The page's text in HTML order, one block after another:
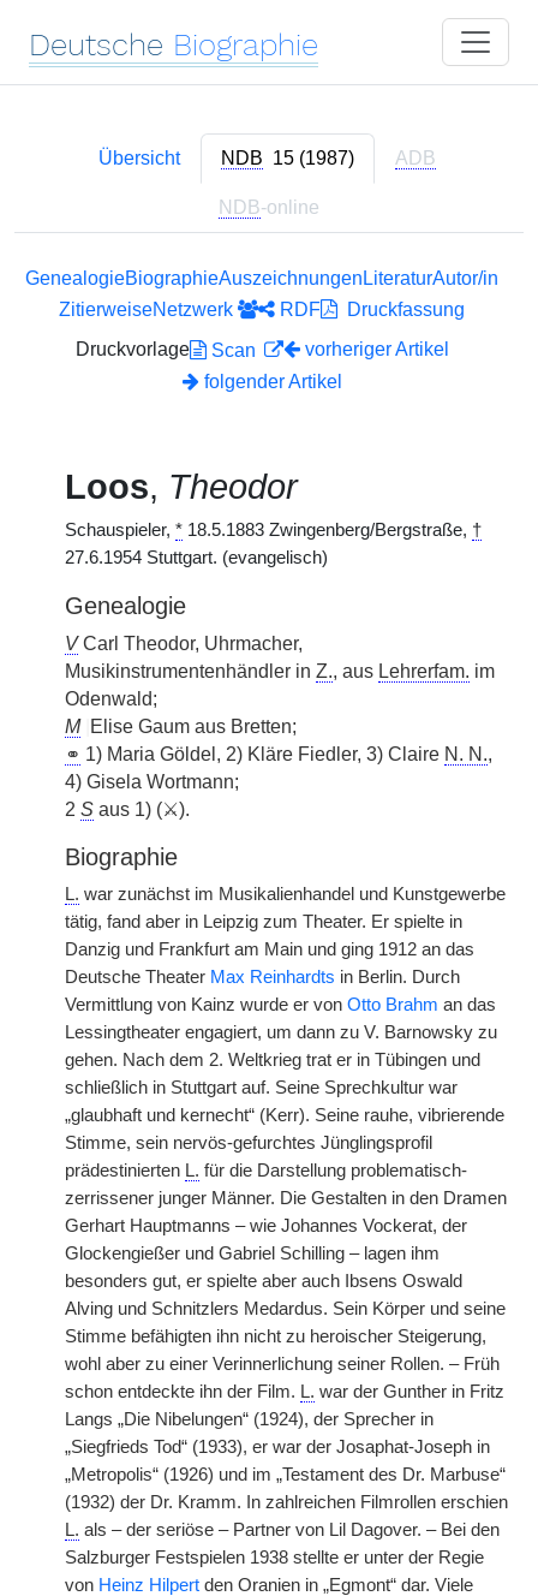
Deutsche Biographie
Übersicht NDB 15 (1987) ADB
NDB-online
GenealogieBiographieAuszeichnungen LiteraturAutor/in
ZitierweiseNetzwerk RDF
Druckfassung
Druckvorlage
Scan
vorheriger Artikel
folgender Artikel
Loos, Theodor
Schauspieler, * 18.5.1883 Zwingenberg/Bergstraße, †
27.6.1954 Stuttgart. (evangelisch)
Genealogie
VCarl Theodor, Uhrmacher,
Musikinstrumentenhändler in Z., aus Lehrerfam. im
Odenwald;
M Elise Gaum aus Bretten;
⚭ 1) Maria Göldel, 2) Kläre Fiedler, 3) Claire N. N.,
4) Gisela Wortmann;
2 S aus 1) (⚔).
Biographie
L. war zunächst im Musikalienhandel und Kunstgewerbe
tätig, fand aber in Leipzig zum Theater. Er spielte in
Danzig und Frankfurt am Main und ging 1912 an das
Deutsche Theater Max Reinhardts in Berlin. Durch
Vermittlung von Kainz wurde er von Otto Brahm an das
Lessingtheater engagiert, um dann zu V. Barnowsky zu
gehen. Nach dem 2. Weltkrieg trat er in Tübingen und
schließlich in Stuttgart auf. Seine Sprechkultur war
„glaubhaft und kernecht“ (Kerr). Seine rauhe, vibrierende
Stimme, sein nervös-gefurchtes Jünglingsprofil
prädestinierten L. für die Darstellung problematisch-
zerrissener junger Männer. Die Gestalten in den Dramen
Gerhart Hauptmanns – wie Johannes Vockerat, der
Glockengießer und Gabriel Schilling – lagen ihm
besonders gut, er spielte aber auch Ibsens Oswald
Alving und Schnitzlers Medardus. Sein Körper und seine
Stimme befähigten ihn nicht zu heroischer Steigerung,
wohl aber zu einer Verinnerlichung seiner Rollen. – Früh
schon entdeckte ihn der Film. L. war der Gunther in Fritz
Langs „Die Nibelungen“ (1924), der Sprecher in
„Siegfrieds Tod“ (1933), er war der Josaphat-Joseph in
„Metropolis“ (1926) und im „Testament des Dr. Marbuse“
(1932) der Dr. Kramm. In zahlreichen Filmrollen erschien
L. als – der seriöse – Partner von Lil Dagover. – Bei den
Salzburger Festspielen 1938 stellte er unter der Regie
von Heinz Hilpert den Oranien in „Egmont“ dar. Viele